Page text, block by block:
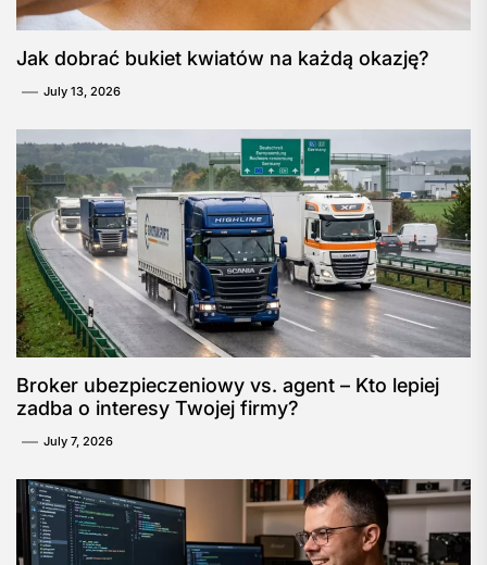
Jak dobrać bukiet kwiatów na każdą okazję?
July 13, 2026
Broker ubezpieczeniowy vs. agent – Kto lepiej
zadba o interesy Twojej firmy?
July 7, 2026